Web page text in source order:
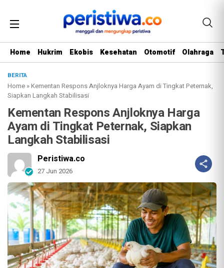
Home Hukrim Ekobis Kesehatan Otomotif Olahraga
BERITA
Home »Kementan Respons Anjloknya Harga Ayam di Tingkat Peternak,
Siapkan Langkah Stabilisasi
Kementan Respons Anjloknya Harga
Ayam di Tingkat Peternak, Siapkan
Langkah Stabilisasi
Peristiwa.co
27 Jun 2026